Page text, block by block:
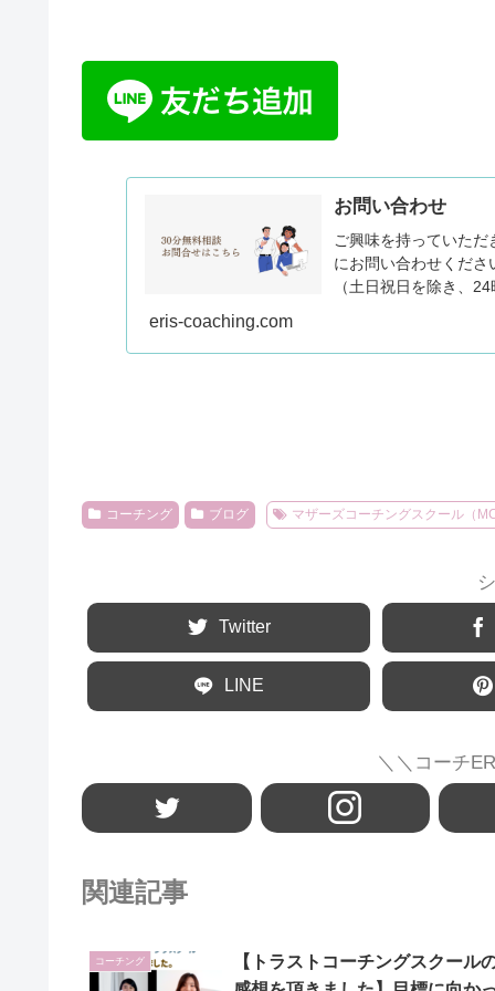
お問い合わせ
ご興味を持っていた
にお問い合わせくだ
（土日祝日を除き、
eris-coaching.com
コーチング ブログ マザーズコーチングスクール（
Twitter
LINE
＼＼コーチ
関連記事
コーチング
【トラストコーチングスクール